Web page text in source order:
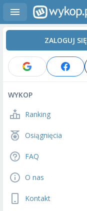
ZALOGUJ SIĘ
WYKOP
Ranking
Osiągnięcia
FAQ
O nas
Kontakt